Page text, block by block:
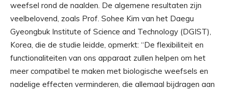
weefsel rond de naalden. De algemene resultaten zijn
veelbelovend, zoals Prof. Sohee Kim van het Daegu
Gyeongbuk Institute of Science and Technology (DGIST),
Korea, die de studie leidde, opmerkt: “De flexibiliteit en
functionaliteiten van ons apparaat zullen helpen om het
meer compatibel te maken met biologische weefsels en
nadelige effecten verminderen, die allemaal bijdragen aan